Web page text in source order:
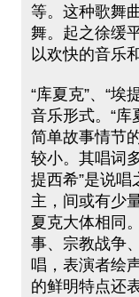
等。这种歌舞
舞。起之徐缓
以欢快的音乐
“库夏克”、“埃
音乐形式。“库
简单故事情节
较小。其唱词
提西希”是说
主，间或有少
夏克大体相同
事、宗教战争
唱，表演者绘
的鲜明特点还